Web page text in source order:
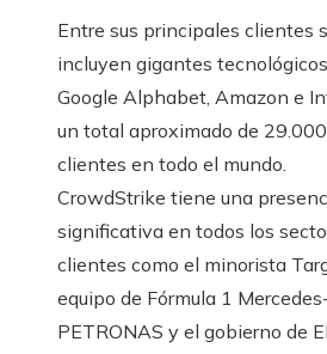
Entre sus principales clientes
incluyen gigantes
Google Alphabet, Amazon e
un total aproximado de 29.000
clientes en todo el mundo.
CrowdStrike tiene una
significativa en todos los
clientes como el minorista
equipo de Fórmula 1
PETRONAS y el gobierno de